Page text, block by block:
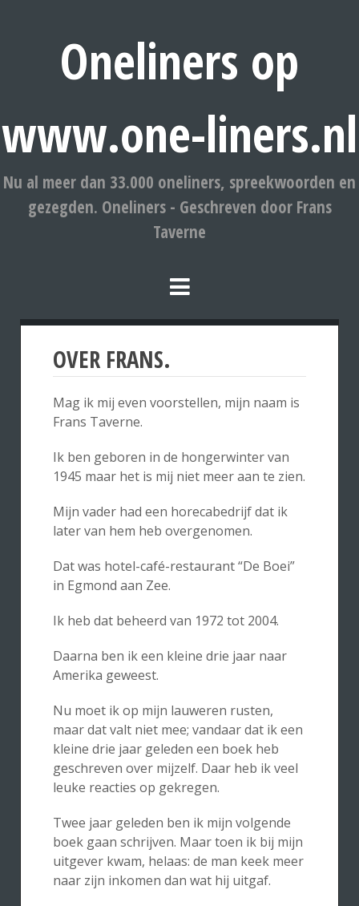
Oneliners op
www.one-liners.nl
Nu al meer dan 33.000 oneliners, spreekwoorden en
gezegden. Oneliners - Geschreven door Frans
Taverne
OVER FRANS.
Mag ik mij even voorstellen, mijn naam is
Frans Taverne.
Ik ben geboren in de hongerwinter van
1945 maar het is mij niet meer aan te zien.
Mijn vader had een horecabedrijf dat ik
later van hem heb overgenomen.
Dat was hotel-café-restaurant “De Boei”
in Egmond aan Zee.
Ik heb dat beheerd van 1972 tot 2004.
Daarna ben ik een kleine drie jaar naar
Amerika geweest.
Nu moet ik op mijn lauweren rusten,
maar dat valt niet mee; vandaar dat ik een
kleine drie jaar geleden een boek heb
geschreven over mijzelf. Daar heb ik veel
leuke reacties op gekregen.
Twee jaar geleden ben ik mijn volgende
boek gaan schrijven. Maar toen ik bij mijn
uitgever kwam, helaas: de man keek meer
naar zijn inkomen dan wat hij uitgaf.